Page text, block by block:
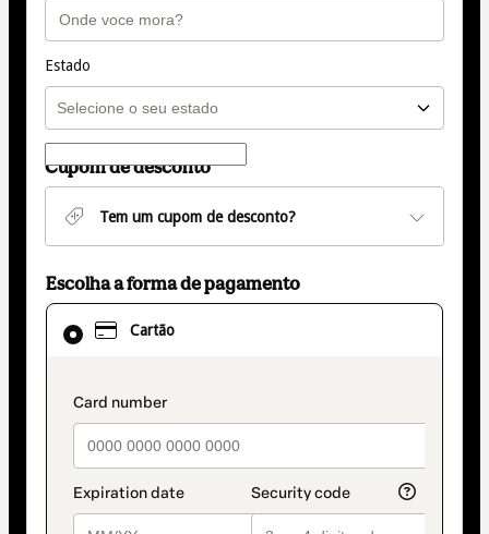
Estado
Cupom de desconto
Tem um cupom de desconto?
Escolha a forma de pagamento
Cartão
payment_data.section_title_v2
Cartão
selecionado